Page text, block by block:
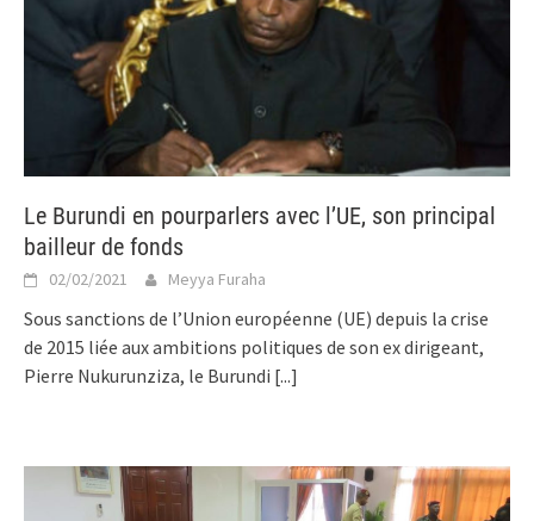
Le Burundi en pourparlers avec l’UE, son principal
bailleur de fonds
02/02/2021 Meyya Furaha
Sous sanctions de l’Union européenne (UE) depuis la crise
de 2015 liée aux ambitions politiques de son ex dirigeant,
Pierre Nukurunziza, le Burundi [...]